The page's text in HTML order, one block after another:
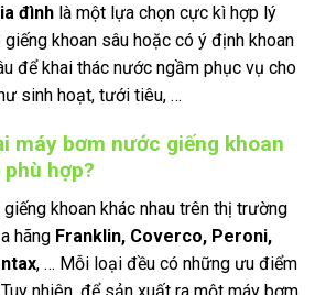
đình là một lựa chọn cực kì hợp lý
khoan sâu hoặc có ý định khoan
để khai thác nước ngầm phục vụ cho
sinh hoạt, tưới tiêu, …
máy bơm nước giếng khoan
hợp?
khoan khác nhau trên thị trường
hãng Franklin, Coverco, Peroni,
, … Mỗi loại đều có những ưu điểm